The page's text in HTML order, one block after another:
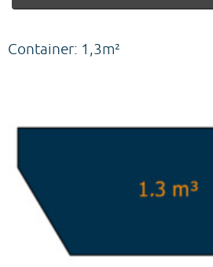
Container: 1,3m²